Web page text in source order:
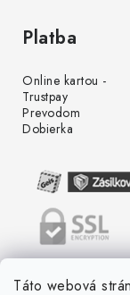
Táto webová
Platba
Online kartou -
Trustpay
Prevodom
Dobierka